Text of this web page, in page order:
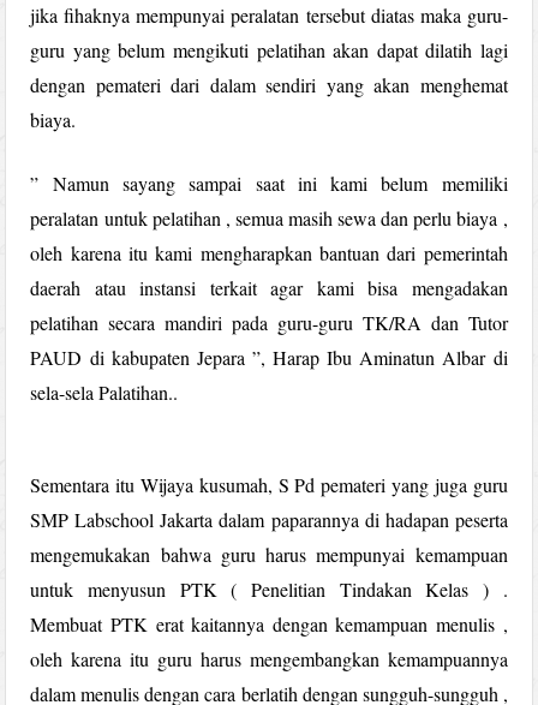
jika fihaknya mempunyai peralatan tersebut diatas maka guru-
guru yang belum mengikuti pelatihan akan dapat dilatih lagi
dengan pemateri dari dalam sendiri yang akan menghemat
biaya.
” Namun sayang sampai saat ini kami belum memiliki
peralatan untuk pelatihan , semua masih sewa dan perlu biaya ,
oleh karena itu kami mengharapkan bantuan dari pemerintah
daerah atau instansi terkait agar kami bisa mengadakan
pelatihan secara mandiri pada guru-guru TK/RA dan Tutor
PAUD di kabupaten Jepara ”, Harap Ibu Aminatun Albar di
sela-sela Palatihan..
Sementara itu Wijaya kusumah, S Pd pemateri yang juga guru
SMP Labschool Jakarta dalam paparannya di hadapan peserta
mengemukakan bahwa guru harus mempunyai kemampuan
untuk menyusun PTK ( Penelitian Tindakan Kelas ) .
Membuat PTK erat kaitannya dengan kemampuan menulis ,
oleh karena itu guru harus mengembangkan kemampuannya
dalam menulis dengan cara berlatih dengan sungguh-sungguh ,